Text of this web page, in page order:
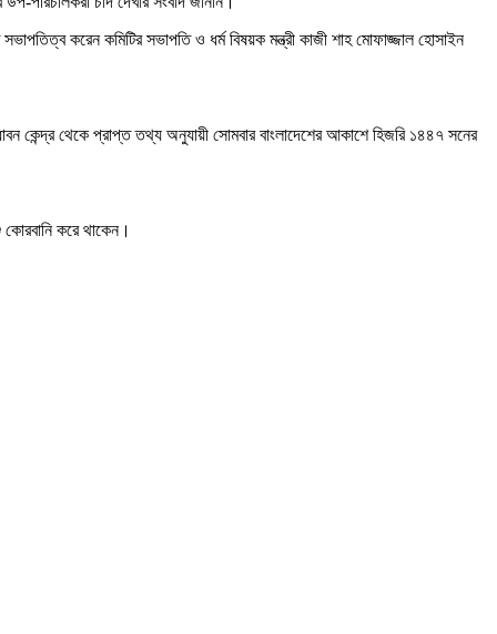
করেন কমিটির সভাপতি ও ধর্ম বিষয়ক মন্ত্রী কাজী শাহ মোফাজ্জাল হোসাইন
কেন্দ্র থেকে প্রাপ্ত তথ্য অনুযায়ী সোমবার বাংলাদেশের আকাশে হিজরি ১৪৪৭ সনের
করে থাকেন।